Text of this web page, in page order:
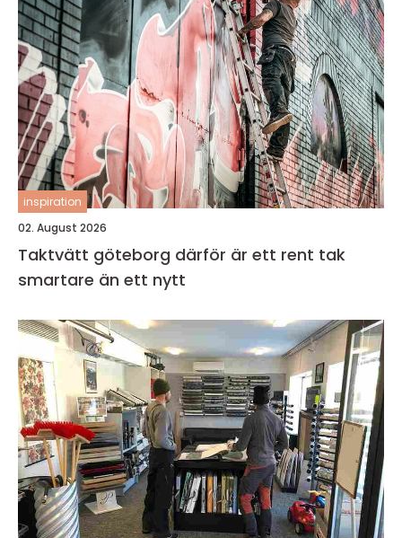
inspiration
02. August 2026
Taktvätt göteborg därför är ett rent tak
smartare än ett nytt